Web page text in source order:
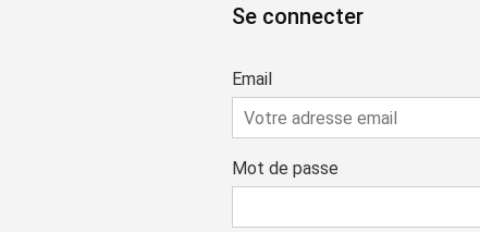
Se connecter
Email
Mot de passe